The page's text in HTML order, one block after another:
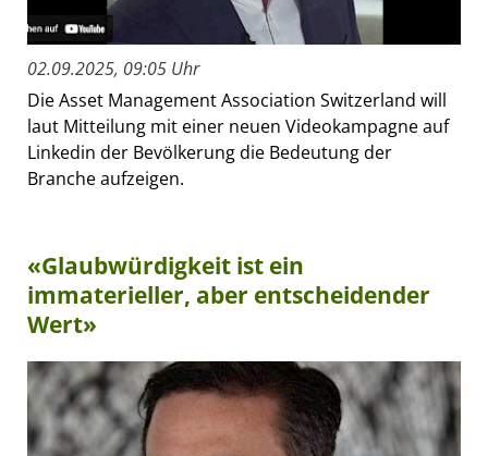
02.09.2025, 09:05 Uhr
Die Asset Management Association Switzerland will
laut Mitteilung mit einer neuen Videokampagne auf
Linkedin der Bevölkerung die Bedeutung der
Branche aufzeigen.
«Glaubwürdigkeit ist ein
immaterieller, aber entscheidender
Wert»